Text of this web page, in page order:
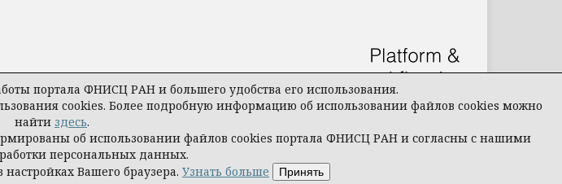
портала ФНИСЦ РАН и большего удобства его использования.
cookies. Более подробную информацию об использовании файлов cookies можно
найти здесь.
об использовании файлов cookies портала ФНИСЦ РАН и согласны с нашими
персональных данных.
Вашего браузера. Узнать больше Принять